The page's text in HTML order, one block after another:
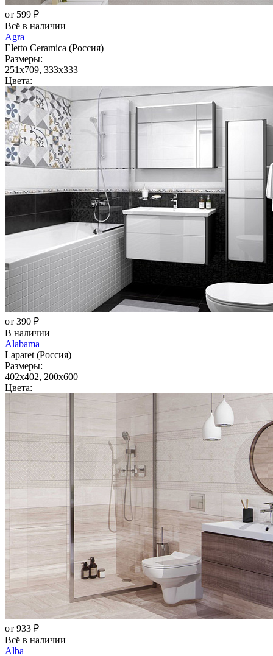
от 599 ₽
Всё в наличии
Agra
Eletto Ceramica (Россия)
Размеры:
251x709, 333x333
Цвета:
от 390 ₽
В наличии
Alabama
Laparet (Россия)
Размеры:
402x402, 200x600
Цвета:
от 933 ₽
Всё в наличии
Alba